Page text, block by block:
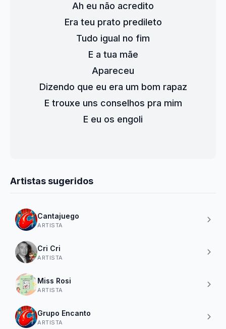
Ah eu não acredito
Era teu prato predileto
Tudo igual no fim
E a tua mãe
Apareceu
Dizendo que eu era um bom rapaz
E trouxe uns conselhos pra mim
E eu os engoli
Artistas sugeridos
Cantajuego
ARTISTA
Cri Cri
ARTISTA
Miss Rosi
ARTISTA
Grupo Encanto
ARTISTA